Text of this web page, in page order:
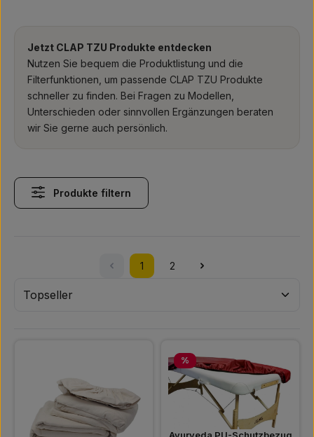
Jetzt CLAP TZU Produkte entdecken
Nutzen Sie bequem die Produktlistung und die
Filterfunktionen, um passende CLAP TZU Produkte
schneller zu finden. Bei Fragen zu Modellen,
Unterschieden oder sinnvollen Ergänzungen beraten
wir Sie gerne auch persönlich.
Produkte filtern
Seite
1
Seite
2
Rabatt
%